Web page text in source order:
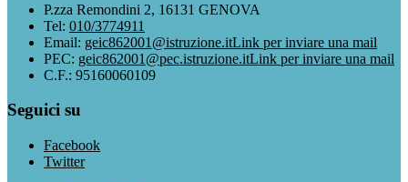
P.zza Remondini 2, 16131 GENOVA
Tel: 010/3774911
Email: geic862001@istruzione.itLink per inviare una mail
PEC: geic862001@pec.istruzione.itLink per inviare una mail
C.F.: 95160060109
Seguici su
Facebook
Twitter